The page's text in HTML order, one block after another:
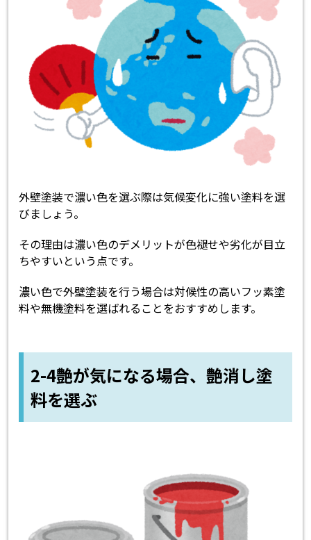
外壁塗装で濃い色を選ぶ際は気候変化に強い塗料を選
びましょう。
その理由は濃い色のデメリットが色褪せや劣化が目立
ちやすいという点です。
濃い色で外壁塗装を行う場合は対候性の高いフッ素塗
料や無機塗料を選ばれることをおすすめします。
2-4艶が気になる場合、艶消し塗
料を選ぶ